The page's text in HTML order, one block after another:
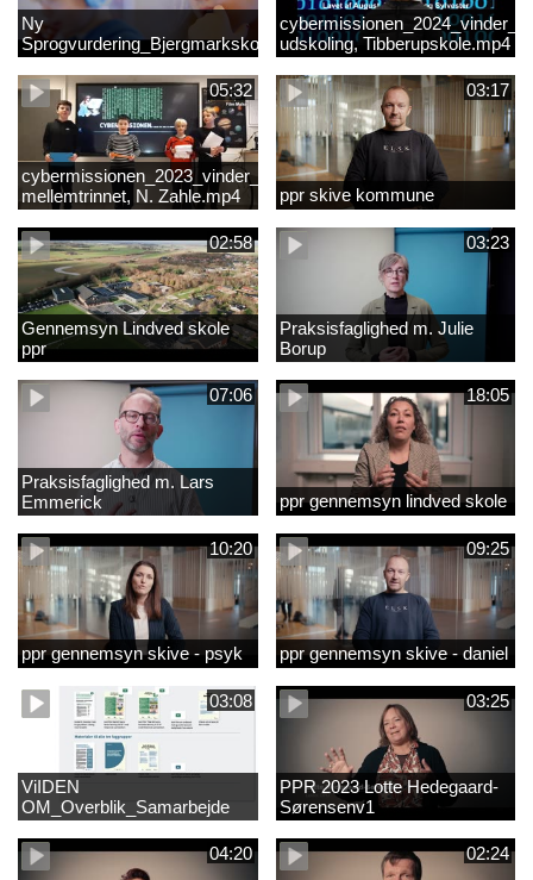
Ny
Sprogvurdering_Bjergmarkskolne_CUKudskoling, Tibberupskole.mp4
05:32
cybermissionen_2023_vinder_Vinder
mellemtrinnet, N. Zahle.mp4
03:17
ppr skive kommune
02:58
Gennemsyn Lindved skole
ppr
03:23
Praksisfaglighed m. Julie
Borup
07:06
Praksisfaglighed m. Lars
Emmerick
18:05
ppr gennemsyn lindved skole
10:20
ppr gennemsyn skive - psyk
09:25
ppr gennemsyn skive - daniel
03:08
ViIDEN
OM_Overblik_Samarbejde
med forældre om sproglig
udvikling og forebyggelse af
læsevanskelighede
03:25
PPR 2023 Lotte Hedegaard-
Sørensenv1
04:20 02:24